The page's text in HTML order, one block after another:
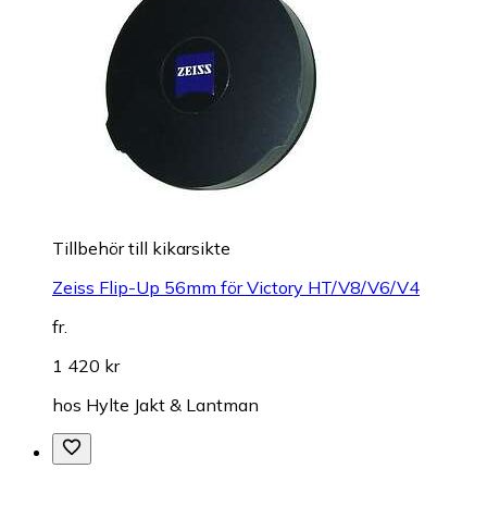
Tillbehör till kikarsikte
Zeiss Flip-Up 56mm för Victory HT/V8/V6/V4
fr.
1 420 kr
hos Hylte Jakt & Lantman